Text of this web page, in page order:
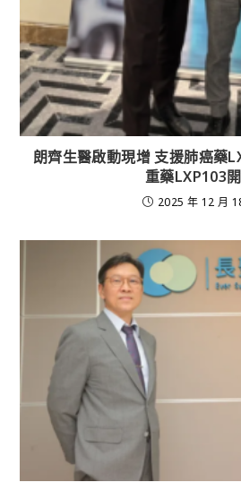
朗齊生醫啟動現增 支援肺癌藥
重藥LXP103
2025 年 12 月